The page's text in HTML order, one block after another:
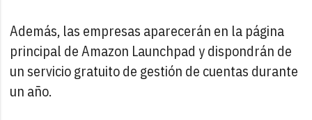
Además, las empresas aparecerán en la página
principal de Amazon Launchpad y dispondrán de
un servicio gratuito de gestión de cuentas durante
un año.